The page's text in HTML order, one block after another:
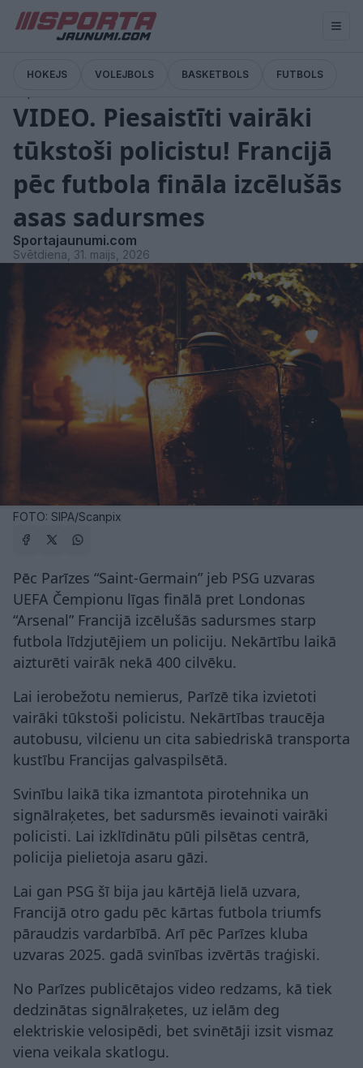
HOKEJS VOLEJBOLS BASKETBOLS FUTBOLS
VIDEO. Piesaistīti vairāki
tūkstoši policistu! Francijā
pēc futbola fināla izcēlušās
asas sadursmes
Sportajaunumi.com
Svētdiena, 31. maijs, 2026
FOTO: SIPA/Scanpix
Pēc Parīzes “Saint-Germain” jeb PSG uzvaras
UEFA Čempionu līgas finālā pret Londonas
“Arsenal” Francijā izcēlušās sadursmes starp
futbola līdzjutējiem un policiju. Nekārtību laikā
aizturēti vairāk nekā 400 cilvēku.
Lai ierobežotu nemierus, Parīzē tika izvietoti
vairāki tūkstoši policistu. Nekārtības traucēja
autobusu, vilcienu un cita sabiedriskā transporta
kustību Francijas galvaspilsētā.
Svinību laikā tika izmantota pirotehnika un
signālraķetes, bet sadursmēs ievainoti vairāki
policisti. Lai izklīdinātu pūli pilsētas centrā,
policija pielietoja asaru gāzi.
Lai gan PSG šī bija jau kārtējā lielā uzvara,
Francijā otro gadu pēc kārtas futbola triumfs
pāraudzis vardarbībā. Arī pēc Parīzes kluba
uzvaras 2025. gadā svinības izvērtās traģiski.
No Parīzes publicētajos video redzams, kā tiek
dedzinātas signālraķetes, uz ielām deg
elektriskie velosipēdi, bet svinētāji izsit vismaz
viena veikala skatlogu.